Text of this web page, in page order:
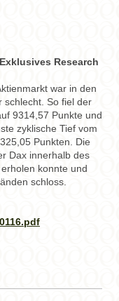
Research
war in den
schlecht. So fiel der
9314,57 Punkte und
zyklische Tief vom
Punkten. Die
Dax innerhalb des
konnte und
schloss.